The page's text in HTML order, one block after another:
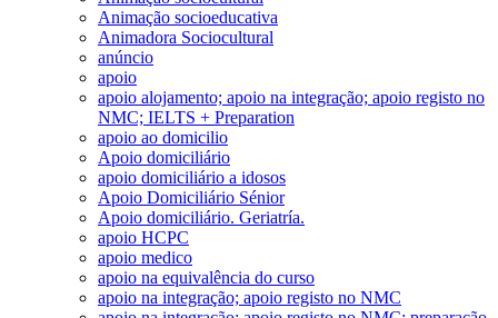
Animação socioeducativa
Animadora Sociocultural
anúncio
apoio
apoio alojamento; apoio na integração; apoio registo no
NMC; IELTS + Preparation
apoio ao domicilio
Apoio domiciliário
apoio domiciliário a idosos
Apoio Domiciliário Sénior
Apoio domiciliário. Geriatría.
apoio HCPC
apoio medico
apoio na equivalência do curso
apoio na integração; apoio registo no NMC